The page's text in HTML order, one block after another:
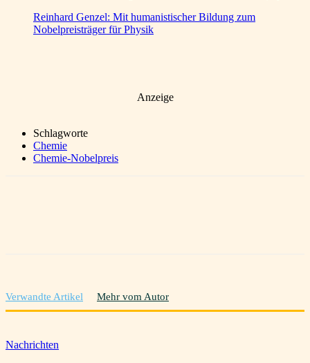
Reinhard Genzel: Mit humanistischer Bildung zum
Nobelpreisträger für Physik
Anzeige
Schlagworte
Chemie
Chemie-Nobelpreis
Verwandte Artikel Mehr vom Autor
Nachrichten